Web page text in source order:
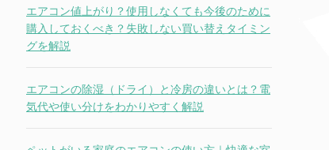
エアコン値上がり？使用しなくても今後のために
購入しておくべき？失敗しない買い替えタイミン
グを解説
エアコンの除湿（ドライ）と冷房の違いとは？電
気代や使い分けをわかりやすく解説